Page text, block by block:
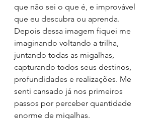
que não sei o que é, e improvável
que eu descubra ou aprenda.
Depois dessa imagem fiquei me
imaginando voltando a trilha,
juntando todas as migalhas,
capturando todos seus destinos,
profundidades e realizações. Me
senti cansado já nos primeiros
passos por perceber quantidade
enorme de migalhas.